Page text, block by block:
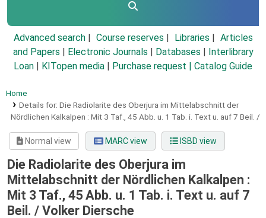
Advanced search Course reserves Libraries
Articles
and Papers
Electronic Journals Databases
Interlibrary
Loan
KITopen media Purchase request | Catalog Guide
Home
Details for: Die Radiolarite des Oberjura im Mittelabschnitt der
Nördlichen Kalkalpen : Mit 3 Taf., 45 Abb. u. 1 Tab. i. Text u. auf 7 Beil. /
Normal view MARC view ISBD view
Die Radiolarite des Oberjura im
Mittelabschnitt der Nördlichen Kalkalpen :
Mit 3 Taf., 45 Abb. u. 1 Tab. i. Text u. auf 7
Beil. / Volker Diersche